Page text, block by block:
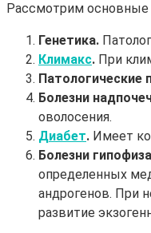
Рассмотрим основные
Генетика.
Климакс. При
Патологические
Болезни
оволосения.
Диабет. Имеет
Болезни гипофиза
определенных
андрогенов. При
развитие